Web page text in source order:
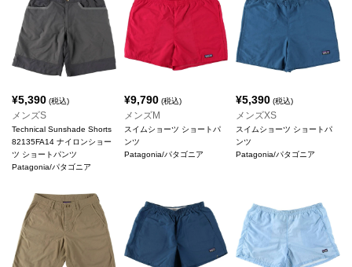
¥5,390 (税込)
メンズS
Technical Sunshade Shorts
82135FA14 ナイロンショー
ツ ショートパンツ
Patagonia/パタゴニア
¥9,790(税込)
メンズM
スイムショーツ ショートパ
ンツ
Patagonia/パタゴニア
¥5,390 (税込)
メンズXS
スイムショーツ ショートパ
ンツ
Patagonia/パタゴニア